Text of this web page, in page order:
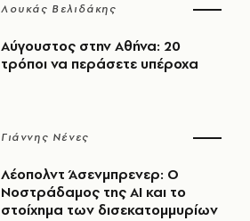
Λουκάς Βελιδάκης
Αύγουστος στην Αθήνα: 20
τρόποι να περάσετε υπέροχα
Γιάννης Νένες
Λέοπολντ Άσενμπρενερ: Ο
Νοστράδαμος της AI και το
στοίχημα των δισεκατομμυρίων